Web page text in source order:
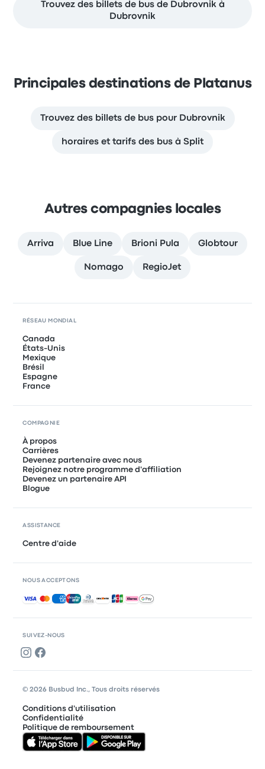
Trouvez des billets de bus de Dubrovnik à
Dubrovnik
Principales destinations de Platanus
Trouvez des billets de bus pour Dubrovnik
horaires et tarifs des bus à Split
Autres compagnies locales
Arriva Blue Line Brioni Pula Globtour
Nomago RegioJet
SUIVEZ-NOUS
RÉSEAU MONDIAL
Canada
États-Unis
Mexique
Brésil
Espagne
France
COMPAGNIE
À propos
Carrières
Devenez partenaire avec nous
Rejoignez notre programme d'affiliation
Devenez un partenaire API
Blogue
ASSISTANCE
Centre d'aide
NOUS ACCEPTONS
Paiements acceptés
© 2026 Busbud Inc., Tous droits réservés
Conditions d'utilisation
Confidentialité
Politique de remboursement